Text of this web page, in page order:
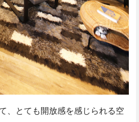
、とても開放感を感じられる空